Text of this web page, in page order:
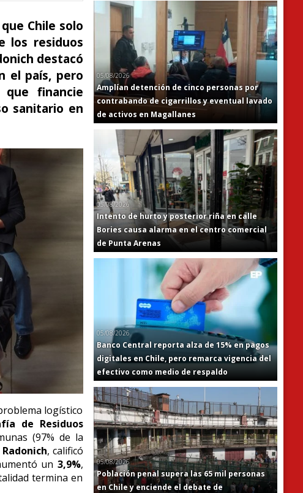
Chile solo
los residuos
destacó
el país, pero
financie
sanitario en
logístico
de Residuos
(97% de la
, calificó
un 3,9%,
termina en
05/08/2026
Amplían detención de cinco personas por
contrabando de cigarrillos y eventual lavado
de activos en Magallanes
05/08/2026
Intento de hurto y posterior riña en calle
Bories causa alarma en el centro comercial
de Punta Arenas
05/08/2026
Banco Central reporta alza de 15% en pagos
digitales en Chile, pero remarca vigencia del
efectivo como medio de respaldo
05/08/2026
Población penal supera las 65 mil personas
en Chile y enciende el debate de